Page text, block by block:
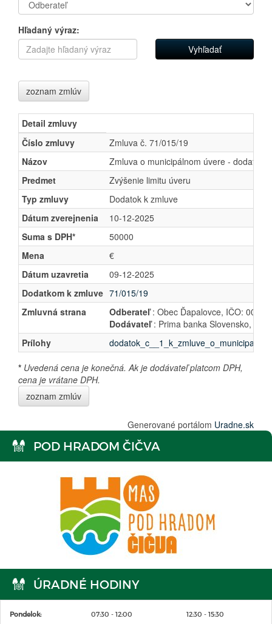
Hľadaný výraz:
zoznam zmlúv
Detail zmluvy
Číslo zmluvy
Zmluva č. 71/015/19
Názov
Zmluva o municipálnom úvere - dodatok
Predmet
Zvýšenie limitu úveru
Typ zmluvy
Dodatok k zmluve
Dátum zverejnenia
10-12-2025
Suma s DPH*
50000
Mena
€
Dátum uzavretia
09-12-2025
Dodatkom k zmluve 71/015/19
Zmluvná strana
Odberateľ: Obec Ďapalovce, IČO:
Dodávateľ: Prima banka Slovensko,
Prílohy
* Uvedená cena je konečná. Ak je dodávateľ platcom DPH,
cena je vrátane DPH.
zoznam zmlúv
Generované portálom Uradne.sk
POD HRADOM ČIČVA
ÚRADNÉ HODINY
Pondelok: 07:30 - 12:00
12:30 - 15:30